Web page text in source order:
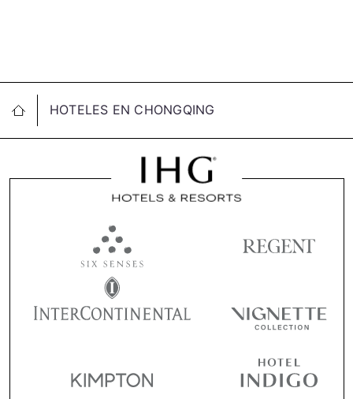
HOTELES EN CHONGQING